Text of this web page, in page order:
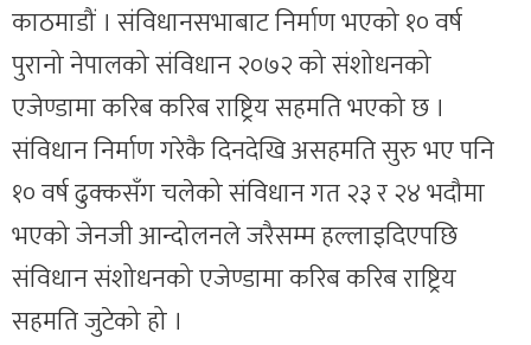
काठमाडौं । संविधानसभाबाट निर्माण भएको १० वर्ष
पुरानो नेपालको संविधान २०७२ को संशोधनको
एजेण्डामा करिब करिब राष्ट्रिय सहमति भएको छ ।
संविधान निर्माण गरेकै दिनदेखि असहमति सुरु भए पनि
१० वर्ष ढुक्कसँग चलेको संविधान गत २३ र २४ भदौमा
भएको जेनजी आन्दोलनले जरैसम्म हल्लाइदिएपछि
संविधान संशोधनको एजेण्डामा करिब करिब राष्ट्रिय
सहमति जुटेको हो ।